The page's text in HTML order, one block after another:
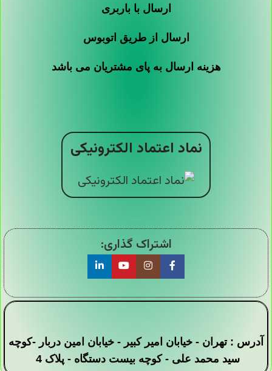
ارسال با باربری
ارسال از طریق اتوبوس
هزینه ارسال به پای مشتریان می باشد
نماد اعتماد الکترونیکی
اشتراک گذاری:
آدرس : تهران - خیابان امیر کبیر - خیابان امین دربار -کوچه
سید محمد علی - کوچه بیست دستگاه - پلاک 4